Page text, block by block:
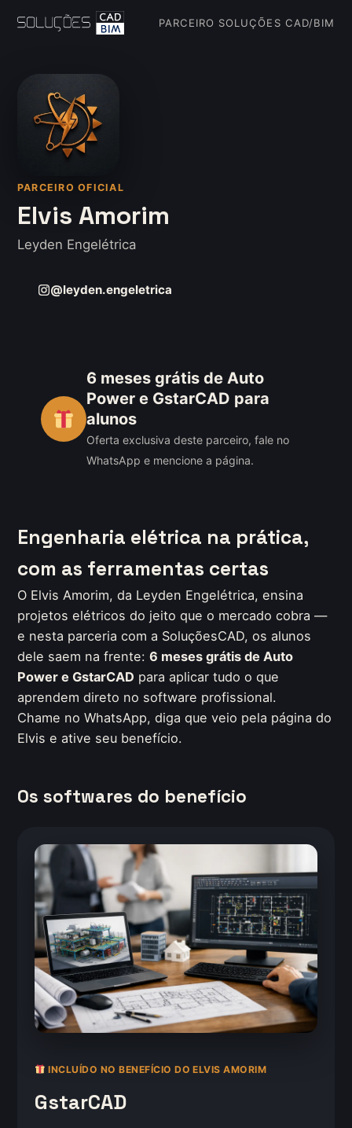
PARCEIRO SOLUÇÕES CAD/BIM
PARCEIRO OFICIAL
Elvis Amorim
Leyden Engelétrica
@leyden.engeletrica
6 meses grátis de Auto
Power e GstarCAD para
alunos
Oferta exclusiva deste parceiro, fale no
WhatsApp e mencione a página.
Engenharia elétrica na prática,
com as ferramentas certas
O Elvis Amorim, da Leyden Engelétrica, ensina
projetos elétricos do jeito que o mercado cobra —
e nesta parceria com a SoluçõesCAD, os alunos
dele saem na frente: 6 meses grátis de Auto
Power e GstarCAD para aplicar tudo o que
aprendem direto no software profissional.
Chame no WhatsApp, diga que veio pela página do
Elvis e ative seu benefício.
Os softwares do benefício
INCLUÍDO NO BENEFÍCIO DO ELVIS AMORIM
GstarCAD